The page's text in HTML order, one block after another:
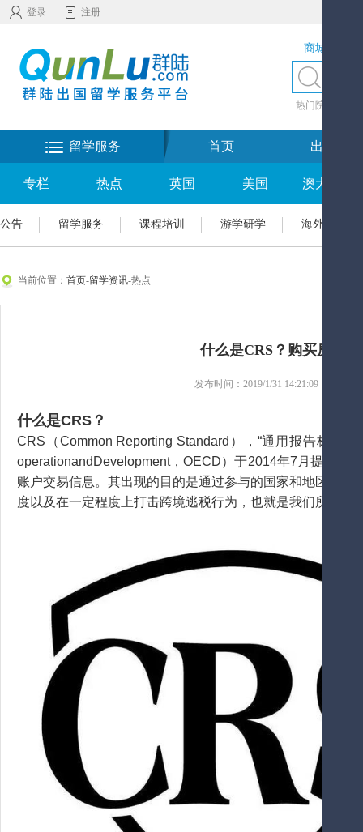
登录 注册
商城服务
热门院校
留学服务 首页 出国留学
专栏 热点 英国 美国 澳大利亚
公告 留学服务 课程培训 游学研学 海外置业
当前位置： 首页-留学资讯-热点
什么是CRS？购买房产
发布时间：2019/1/31 14:21:09 来源
什么是CRS？
CRS（Common Reporting Standard），“通用报告标准”
operationandDevelopment，OECD）于2014年7月提出的
账户交易信息。其出现的目的是通过参与的国家和地区之
度以及在一定程度上打击跨境逃税行为，也就是我们所说的